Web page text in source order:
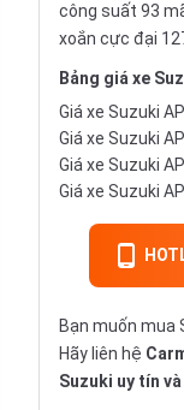
công suất 93
xoắn cực đại
Bảng giá xe
Giá xe Suzuki
Giá xe Suzuki
Giá xe Suzuki
Giá xe Suzuki
Bạn muốn mua
Hãy liên hệ
Suzuki uy tín